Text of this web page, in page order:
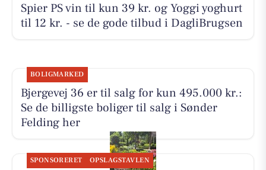
Spier PS vin til kun 39 kr. og Yoggi yoghurt
til 12 kr. - se de gode tilbud i DagliBrugsen
BOLIGMARKED
Bjergevej 36 er til salg for kun 495.000 kr.:
Se de billigste boliger til salg i Sønder
Felding her
SPONSORERET OPSLAGSTAVLEN